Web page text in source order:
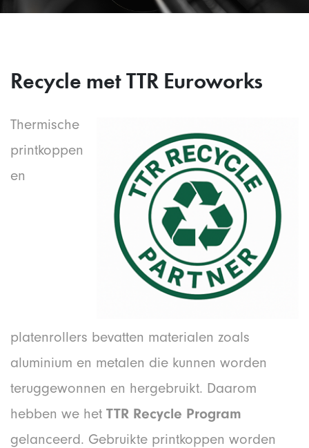
Recycle met TTR Euroworks
Thermische
printkoppen
en
platenrollers bevatten materialen zoals
aluminium en metalen die kunnen worden
teruggewonnen en hergebruikt. Daarom
hebben we het TTR Recycle Program
gelanceerd. Gebruikte printkoppen worden